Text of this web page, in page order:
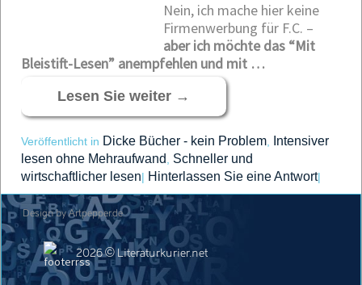
Nein, ich mache hier keine
Firmenwerbung für F.C. –
aber ich möchte das “Mit
Bleistift-Lesen” anempfehlen und mit …
Lesen Sie weiter →
Veröffentlicht in Dicke Bücher - kein Problem
Intensiver
lesen ohne Mehraufwand
Schneller und
wirtschaftlicher lesen| Hinterlassen Sie eine Antwort|
2026 © Literaturkurier.net
Design by Artpepper.de